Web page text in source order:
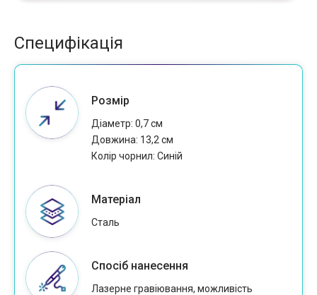
Специфікація
Розмір
Діаметр: 0,7 см
Довжина: 13,2 см
Колір чорнил: Cиній
Матеріал
Сталь
Спосіб нанесення
Лазерне гравіювання, можливість